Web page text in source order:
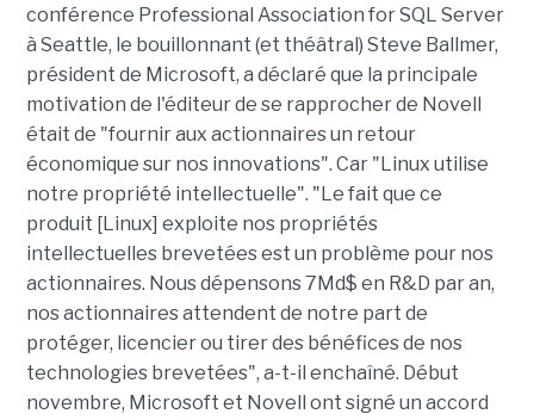
conférence Professional Association for SQL Server
à Seattle, le bouillonnant (et théâtral) Steve Ballmer,
président de Microsoft, a déclaré que la principale
motivation de l'éditeur de se rapprocher de Novell
était de "fournir aux actionnaires un retour
économique sur nos innovations". Car "Linux utilise
notre propriété intellectuelle". "Le fait que ce
produit [Linux] exploite nos propriétés
intellectuelles brevetées est un problème pour nos
actionnaires. Nous dépensons 7Md$ en R&D par an,
nos actionnaires attendent de notre part de
protéger, licencier ou tirer des bénéfices de nos
technologies brevetées", a-t-il enchaîné. Début
novembre, Microsoft et Novell ont signé un accord